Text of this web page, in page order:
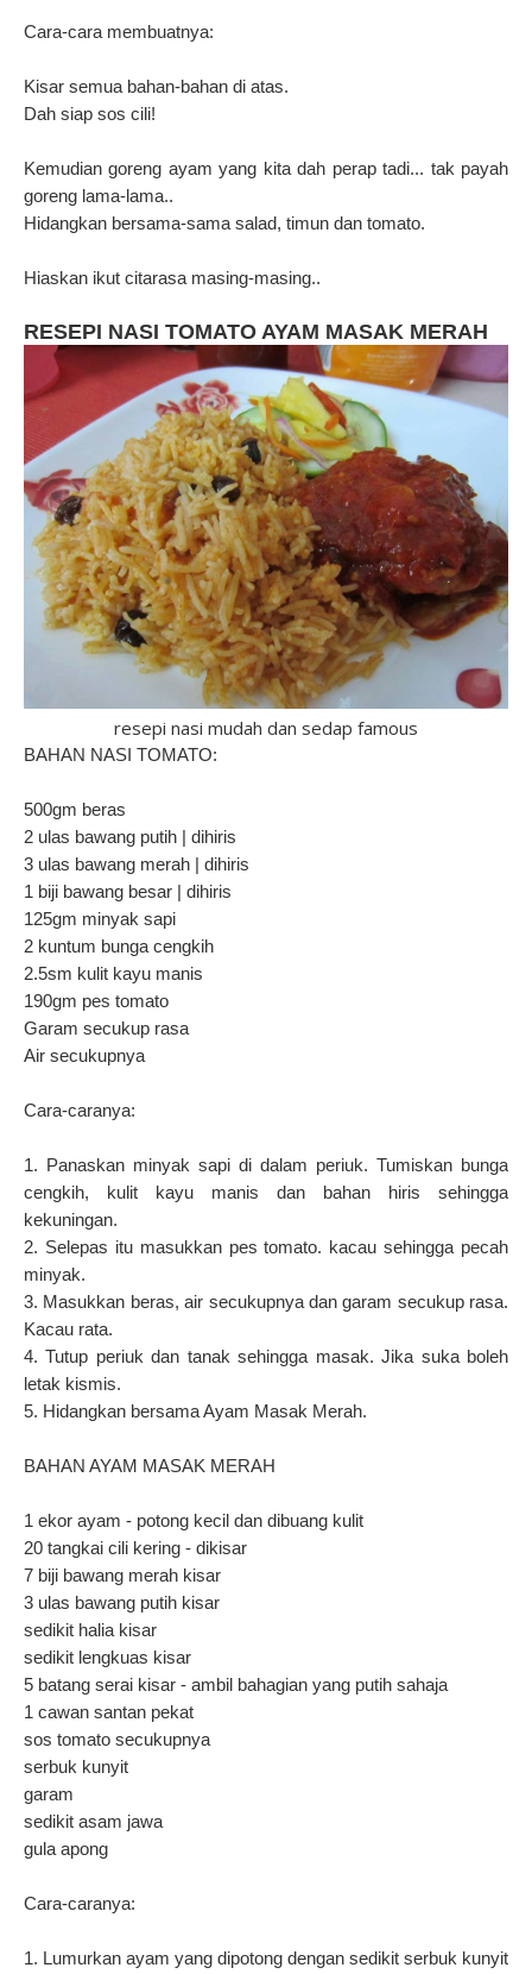
Cara-cara membuatnya:
Kisar semua bahan-bahan di atas.
Dah siap sos cili!
Kemudian goreng ayam yang kita dah perap tadi... tak payah
goreng lama-lama..
Hidangkan bersama-sama salad, timun dan tomato.
Hiaskan ikut citarasa masing-masing..
RESEPI NASI TOMATO AYAM MASAK MERAH
resepi nasi mudah dan sedap famous
BAHAN NASI TOMATO:
500gm beras
2 ulas bawang putih | dihiris
3 ulas bawang merah | dihiris
1 biji bawang besar | dihiris
125gm minyak sapi
2 kuntum bunga cengkih
2.5sm kulit kayu manis
190gm pes tomato
Garam secukup rasa
Air secukupnya
Cara-caranya:
1. Panaskan minyak sapi di dalam periuk. Tumiskan bunga
cengkih, kulit kayu manis dan bahan hiris sehingga
kekuningan.
2. Selepas itu masukkan pes tomato. kacau sehingga pecah
minyak.
3. Masukkan beras, air secukupnya dan garam secukup rasa.
Kacau rata.
4. Tutup periuk dan tanak sehingga masak. Jika suka boleh
letak kismis.
5. Hidangkan bersama Ayam Masak Merah.
BAHAN AYAM MASAK MERAH
1 ekor ayam - potong kecil dan dibuang kulit
20 tangkai cili kering - dikisar
7 biji bawang merah kisar
3 ulas bawang putih kisar
sedikit halia kisar
sedikit lengkuas kisar
5 batang serai kisar - ambil bahagian yang putih sahaja
1 cawan santan pekat
sos tomato secukupnya
serbuk kunyit
garam
sedikit asam jawa
gula apong
Cara-caranya:
1. Lumurkan ayam yang dipotong dengan sedikit serbuk kunyit